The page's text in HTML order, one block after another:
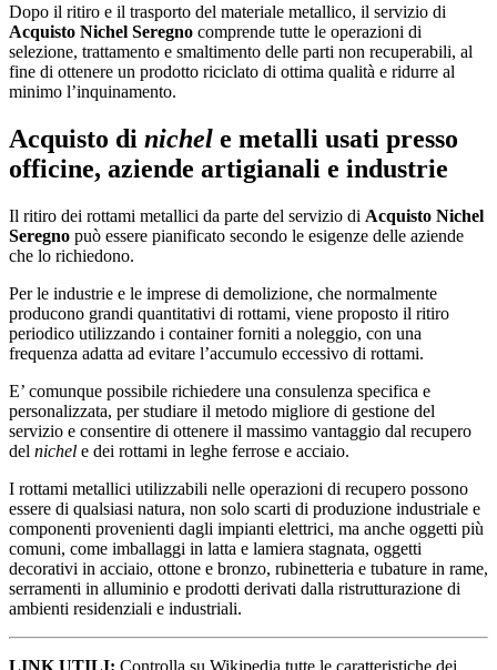
Dopo il ritiro e il trasporto del materiale metallico, il servizio di
Acquisto Nichel Seregno comprende tutte le operazioni di
selezione, trattamento e smaltimento delle parti non recuperabili, al
fine di ottenere un prodotto riciclato di ottima qualità e ridurre al
minimo l’inquinamento.
Acquisto di nichel e metalli usati presso
officine, aziende artigianali e industrie
Il ritiro dei rottami metallici da parte del servizio di Acquisto Nichel
Seregno può essere pianificato secondo le esigenze delle aziende
che lo richiedono.
Per le industrie e le imprese di demolizione, che normalmente
producono grandi quantitativi di rottami, viene proposto il ritiro
periodico utilizzando i container forniti a noleggio, con una
frequenza adatta ad evitare l’accumulo eccessivo di rottami.
E’ comunque possibile richiedere una consulenza specifica e
personalizzata, per studiare il metodo migliore di gestione del
servizio e consentire di ottenere il massimo vantaggio dal recupero
del nichel e dei rottami in leghe ferrose e acciaio.
I rottami metallici utilizzabili nelle operazioni di recupero possono
essere di qualsiasi natura, non solo scarti di produzione industriale e
componenti provenienti dagli impianti elettrici, ma anche oggetti più
comuni, come imballaggi in latta e lamiera stagnata, oggetti
decorativi in acciaio, ottone e bronzo, rubinetteria e tubature in rame,
serramenti in alluminio e prodotti derivati dalla ristrutturazione di
ambienti residenziali e industriali.
LINK UTILI: Controlla su Wikipedia tutte le caratteristiche dei